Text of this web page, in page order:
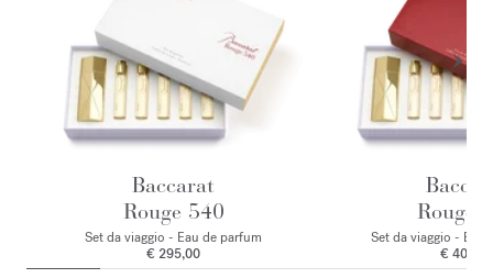
Baccarat
Rouge 540
Set da viaggio - Eau de parfum
€ 295,00
Rouge
Set da viaggio -
€ 400,00